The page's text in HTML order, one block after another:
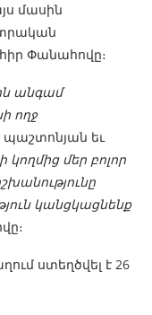
մասին
Փանահովը։
անգամ
ողջ
պաշտոնյան եւ
մեր բոլոր
կանցկացնենք
ստեղծվել է 26